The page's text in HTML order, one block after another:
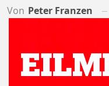
Von Peter Franzen